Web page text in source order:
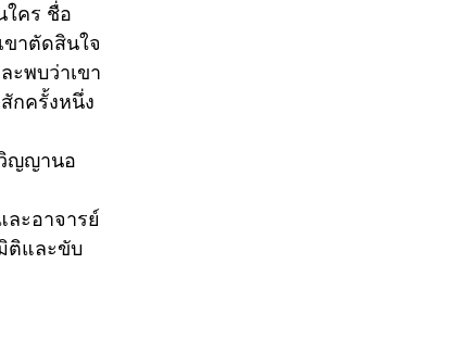
ใคร ชื่อ
าตัดสินใจ
ะพบว่าเขา
กครั้งหนึ่ง
ญญานอ
ะอาจารย์
ติและขับ